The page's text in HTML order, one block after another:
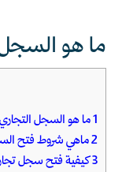
ما هو
1ما هو السجل
2ماهي شروط فتح
3كيفية فتح سجل